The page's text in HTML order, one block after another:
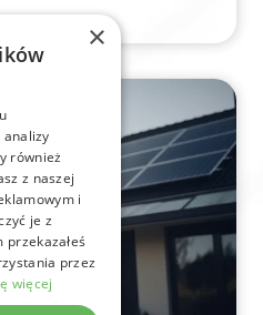
×
również
z naszej
i
je z
przez
więcej